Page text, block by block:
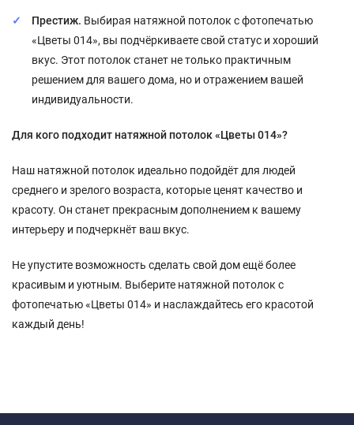
Престиж. Выбирая натяжной потолок с фотопечатью
«Цветы 014», вы подчёркиваете свой статус и хороший
вкус. Этот потолок станет не только практичным
решением для вашего дома, но и отражением вашей
индивидуальности.
Для кого подходит натяжной потолок «Цветы 014»?
Наш натяжной потолок идеально подойдёт для людей
среднего и зрелого возраста, которые ценят качество и
красоту. Он станет прекрасным дополнением к вашему
интерьеру и подчеркнёт ваш вкус.
Не упустите возможность сделать свой дом ещё более
красивым и уютным. Выберите натяжной потолок с
фотопечатью «Цветы 014» и наслаждайтесь его красотой
каждый день!